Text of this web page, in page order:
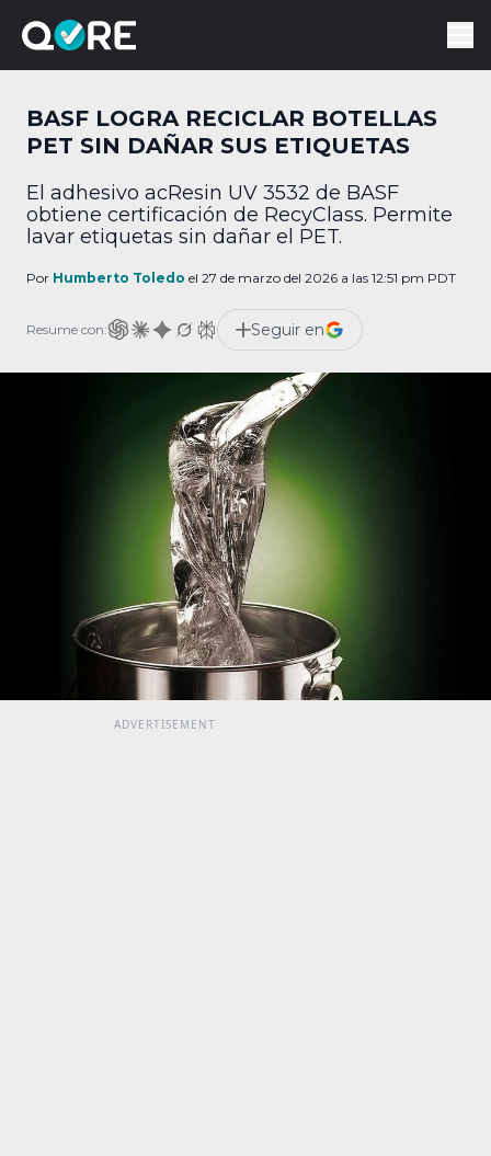
BASF LOGRA RECICLAR BOTELLAS
PET SIN DAÑAR SUS ETIQUETAS
El adhesivo acResin UV 3532 de BASF
obtiene certificación de RecyClass. Permite
lavar etiquetas sin dañar el PET.
Por Humberto Toledo el 27 de marzo del 2026 a las 12:51 pm PDT
Resume con: Seguir en